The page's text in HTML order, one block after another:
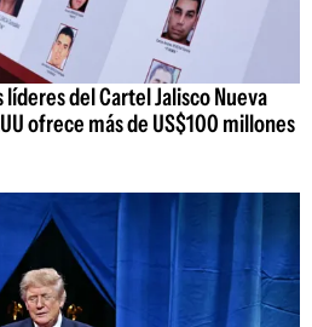
del Cartel Jalisco Nueva
ofrece más de US$100 millones